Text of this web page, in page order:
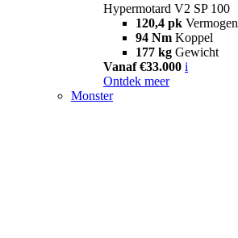
Hypermotard V2 SP 100
120,4 pk Vermogen
94 Nm Koppel
177 kg Gewicht
Vanaf €33.000 i
Ontdek meer
Monster